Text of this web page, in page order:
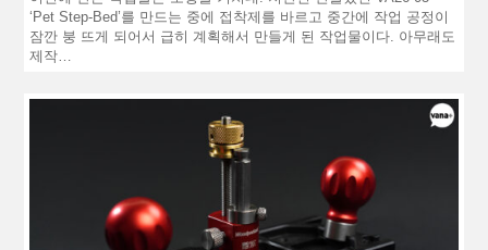
‘Pet Step-Bed’를 만드는 중에 접착제를 바르고 중간에 작업 공정이
잠깐 붕 뜨게 되어서 급히 계획해서 만들게 된 작업물이다. 아무래도
제작…